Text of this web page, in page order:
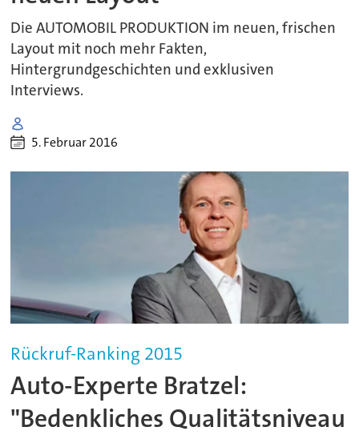
Die AUTOMOBIL PRODUKTION im neuen, frischen
Layout mit noch mehr Fakten,
Hintergrundgeschichten und exklusiven
Interviews.
5. Februar 2016
Rückruf-Ranking 2015
Auto-Experte Bratzel:
"Bedenkliches Qualitätsniveau